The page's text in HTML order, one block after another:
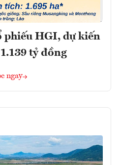
phiếu HGI, dự kiến
tỷ đồng
ngay